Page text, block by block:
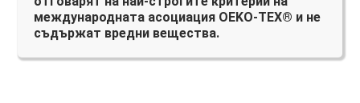
международната асоциация OEKO-TEX® и не
съдържат вредни вещества.